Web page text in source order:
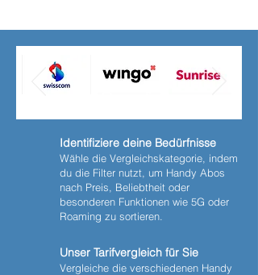
Identifiziere deine Bedürfnisse
Wähle die Vergleichskategorie, indem
du die Filter nutzt, um Handy Abos
nach Preis, Beliebtheit oder
besonderen Funktionen wie 5G oder
Roaming zu sortieren.
Unser Tarifvergleich für Sie
Vergleiche die verschiedenen Handy